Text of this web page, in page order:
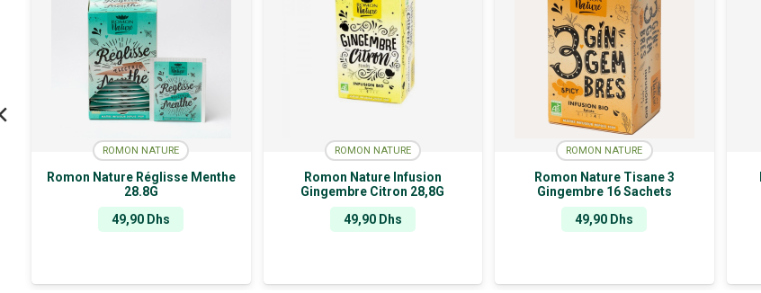
ROMON NATURE
Romon Nature Réglisse Menthe
28.8G
49,90 Dhs
ROMON NATURE
Romon Nature Infusion
Gingembre Citron 28,8G
49,90 Dhs
ROMON NATURE
Romon Nature Tisane 3
Gingembre 16 Sachets
49,90 Dhs